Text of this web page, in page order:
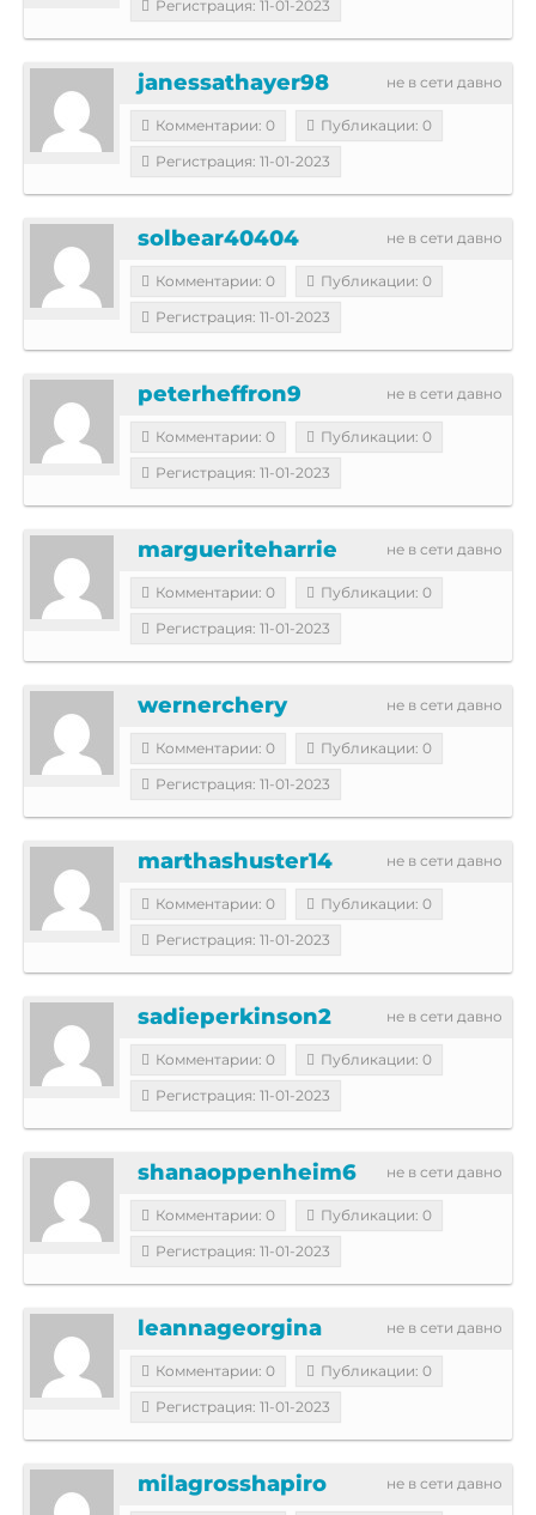
Регистрация: 11-01-2023
не в сети давно
janessathayer98
Комментарии: 0
Публикации: 0
Регистрация: 11-01-2023
не в сети давно
solbear40404
Комментарии: 0
Публикации: 0
Регистрация: 11-01-2023
не в сети давно
peterheffron9
Комментарии: 0
Публикации: 0
Регистрация: 11-01-2023
не в сети давно
margueriteharrie
Комментарии: 0
Публикации: 0
Регистрация: 11-01-2023
не в сети давно
wernerchery
Комментарии: 0
Публикации: 0
Регистрация: 11-01-2023
не в сети давно
marthashuster14
Комментарии: 0
Публикации: 0
Регистрация: 11-01-2023
не в сети давно
sadieperkinson2
Комментарии: 0
Публикации: 0
Регистрация: 11-01-2023
не в сети давно
shanaoppenheim6
Комментарии: 0
Публикации: 0
Регистрация: 11-01-2023
не в сети давно
leannageorgina
Комментарии: 0
Публикации: 0
Регистрация: 11-01-2023
не в сети давно
milagrosshapiro